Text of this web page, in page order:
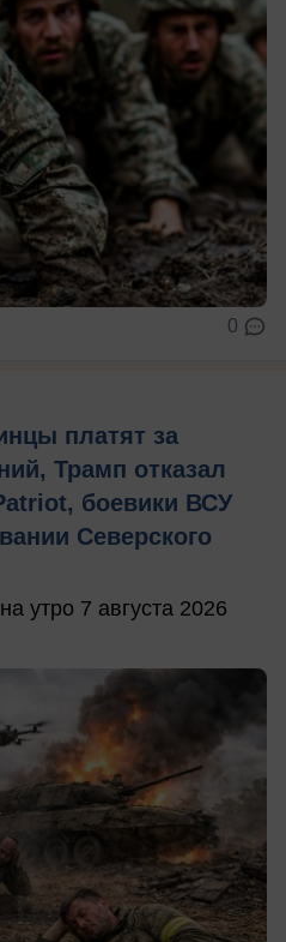
0
платят за
Трамп отказал
боевики ВСУ
Северского
утро 7 августа 2026